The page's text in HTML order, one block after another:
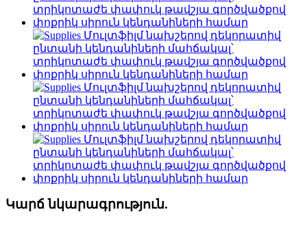
Կարճ նկարագրություն.